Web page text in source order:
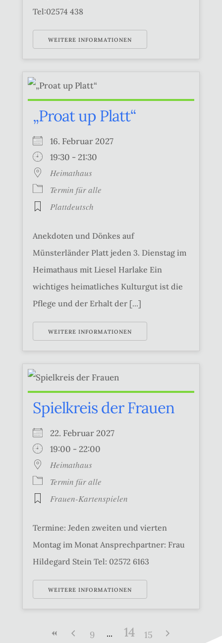
Tel:02574 438
WEITERE INFORMATIONEN
„Proat up Platt“
16. Februar 2027
19:30 - 21:30
Heimathaus
Termin für alle
Plattdeutsch
Anekdoten und Dönkes auf
Münsterländer Platt jeden 3. Dienstag im
Heimathaus mit Liesel Harlake Ein
wichtiges heimatliches Kulturgut ist die
Pflege und der Erhalt der [...]
WEITERE INFORMATIONEN
Spielkreis der Frauen
22. Februar 2027
19:00 - 22:00
Heimathaus
Termin für alle
Frauen-Kartenspielen
Termine: Jeden zweiten und vierten
Montag im Monat Ansprechpartner: Frau
Hildegard Stein Tel: 02572 6163
WEITERE INFORMATIONEN
9 14 15